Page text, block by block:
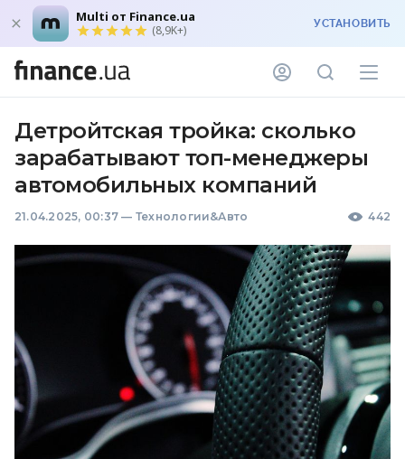
Multi от Finance.ua
(8,9K+) УСТАНОВИТЬ
Детройтская тройка: сколько
зарабатывают топ-менеджеры
автомобильных компаний
21.04.2025, 00:37 — Технологии&Авто 442